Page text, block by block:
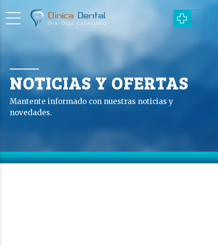
NOTICIAS Y OFERTAS
Mantente informado con nuestras noticias y
novedades.